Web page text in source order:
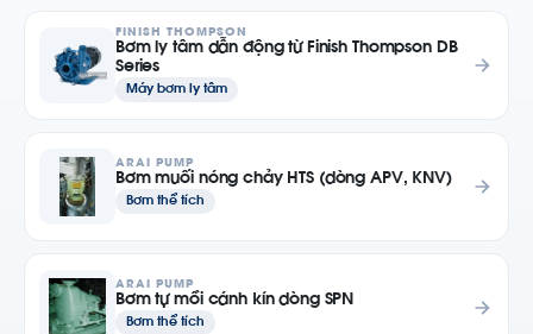
FINISH THOMPSON
Bơm ly tâm dẫn động từ Finish Thompson DB
Series
Máy bơm ly tâm
ARAI PUMP
Bơm muối nóng chảy HTS (dòng APV, KNV)
Bơm thể tích
ARAI PUMP
Bơm tự mồi cánh kín dòng SPN
Bơm thể tích